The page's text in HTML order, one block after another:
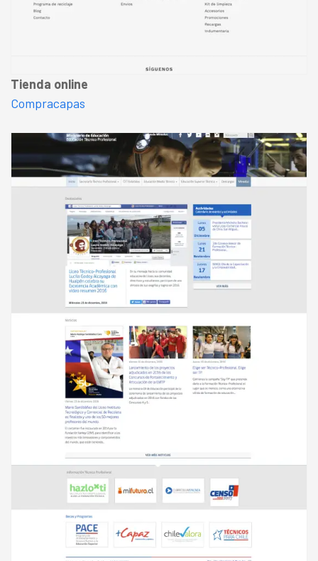
Tienda online
Compracapas